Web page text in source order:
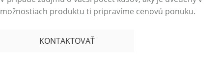
možnostiach produktu ti pripravíme cenovú ponuku.
KONTAKTOVAŤ